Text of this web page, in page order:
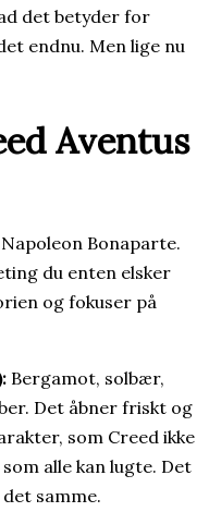
det betyder for
endnu. Men lige nu
Aventus
Bonaparte.
du enten elsker
og fokuser på
Bergamot, solbær,
Det åbner friskt og
som Creed ikke
alle kan lugte. Det
samme.